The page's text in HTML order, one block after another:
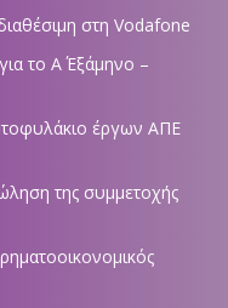
στη Vodafone
το Α΄ Εξάμηνο –
έργων ΑΠΕ
της συμμετοχής